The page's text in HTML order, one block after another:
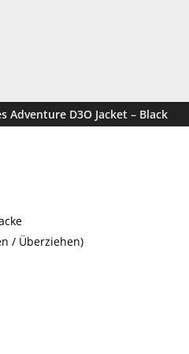
Adventure D3O Jacket – Black
/ Überziehen)